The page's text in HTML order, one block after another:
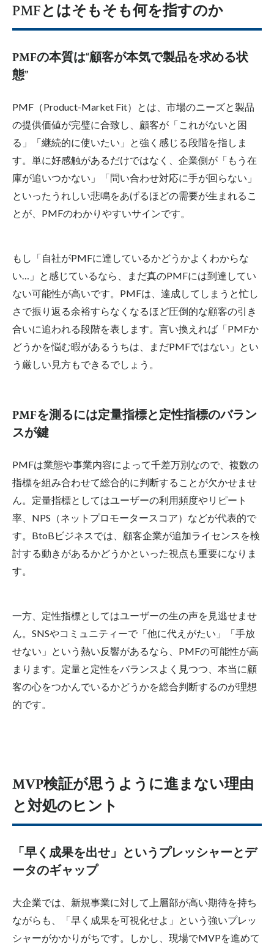
PMFとはそもそも何を指すのか
PMFの本質は“顧客が本気で製品を求める状
態”
PMF（Product-Market Fit）とは、市場のニーズと製品
の提供価値が完璧に合致し、顧客が「これがないと困
る」「継続的に使いたい」と強く感じる段階を指しま
す。単に好感触があるだけではなく、企業側が「もう在
庫が追いつかない」「問い合わせ対応に手が回らない」
といった うれしい悲鳴をあげるほどの需要が生まれるこ
とが、PMFのわかりやすいサインです。
もし「自社がPMFに達しているかどうかよくわからな
い…」と感じているなら、まだ真のPMFには到達してい
ない可能性が高いです。PMFは、達成してしまうと忙し
さで振り返る余裕すらなくなるほど圧倒的な顧客の引き
合いに追われる段階を表します。言い換えれば「PMFか
どうかを悩む暇があるうちは、まだPMFではない」とい
う厳しい見方もできるでしょう。
PMFを測るには定量指標と定性指標のバラン
スが鍵
PMFは業態や事業内容によって千差万別なので、複数の
指標を組み合わせて総合的に判断することが欠かせませ
ん。定量指標としてはユーザーの利用頻度やリピート
率、NPS（ネットプロモータースコア）などが代表的で
す。BtoBビジネスでは、顧客企業が追加ライセンスを検
討する動きがあるかどうかといった視点も重要になりま
す。
一方、定性指標としてはユーザーの生の声を見逃せませ
ん。SNSやコミュニティーで「他に代えがたい」「手放
せない」という熱い反響があるなら、PMFの可能性が高
まります。定量と定性をバランスよく見つつ、本当に顧
客の心をつかんでいるかどうかを総合判断するのが理想
的です。
MVP検証が思うように進まない理由
と対処のヒント
「早く成果を出せ」というプレッシャーとデ
ータのギャップ
大企業では、新規事業に対して上層部が高い期待を持ち
ながらも、「早く成果を可視化せよ」という強いプレッ
シャーがかかりがちです。しかし、現場でMVPを進めて